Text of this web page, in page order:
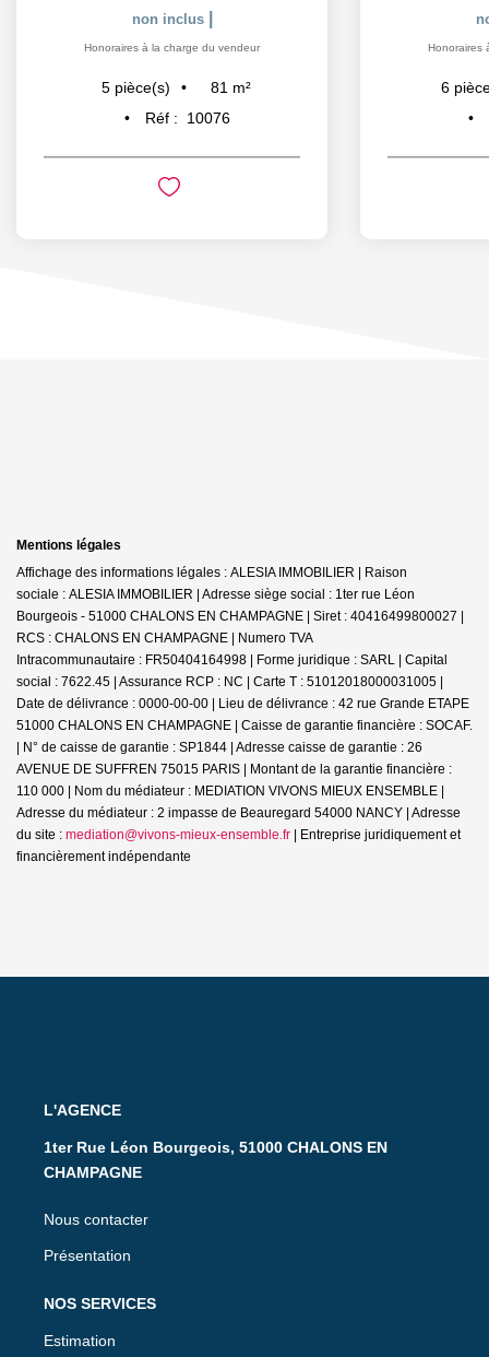
non inclus
Honoraires à la charge du vendeur
5 pièce(s) 81 m²
Réf :
10076
Honoraires
6
Mentions légales
Affichage des informations légales : ALESIA IMMOBILIER | Raison
sociale : ALESIA IMMOBILIER | Adresse siège social : 1ter rue Léon
Bourgeois - 51000 CHALONS EN CHAMPAGNE | Siret : 40416499800027 |
RCS : CHALONS EN CHAMPAGNE | Numero TVA
Intracommunautaire : FR50404164998 | Forme juridique : SARL | Capital
social : 7622.45 | Assurance RCP : NC | Carte T : 51012018000031005 |
Date de délivrance : 0000-00-00 | Lieu de délivrance : 42 rue Grande ETAPE
51000 CHALONS EN CHAMPAGNE | Caisse de garantie financière : SOCAF.
| N° de caisse de garantie : SP1844 | Adresse caisse de garantie : 26
AVENUE DE SUFFREN 75015 PARIS | Montant de la garantie financière :
110 000 | Nom du médiateur : MEDIATION VIVONS MIEUX ENSEMBLE |
Adresse du médiateur : 2 impasse de Beauregard 54000 NANCY | Adresse
du site : mediation@vivons-mieux-ensemble.fr | Entreprise juridiquement et
financièrement indépendante
L'AGENCE
1ter Rue Léon Bourgeois, 51000 CHALONS EN
CHAMPAGNE
Nous contacter
Présentation
NOS SERVICES
Estimation